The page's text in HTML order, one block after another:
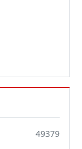
49379